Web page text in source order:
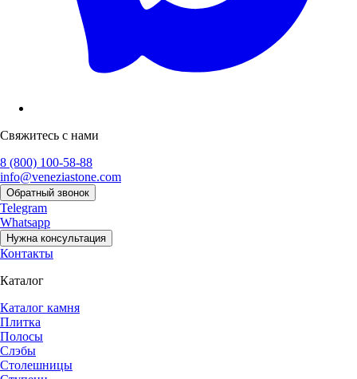
Свяжитесь с нами
8 (800) 100-58-88
info@veneziastone.com
Обратный звонок
Telegram
Whatsapp
Нужна консультация
Контакты
Каталог
Каталог камня
Плитка
Полосы
Слэбы
Столешницы